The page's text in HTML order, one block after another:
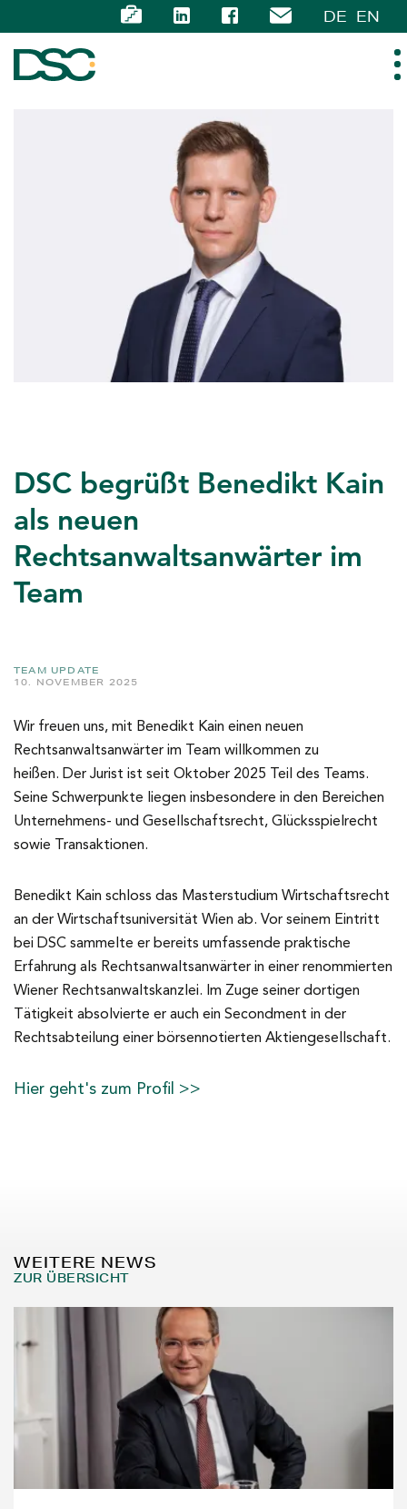
DE EN
EXPERTISE
KARRIERE
DSC begrüßt Benedikt Kain
als neuen
Rechtsanwaltsanwärter im
Team
TEAM UPDATE
10. NOVEMBER 2025
Wir freuen uns, mit Benedikt Kain einen neuen
Rechtsanwaltsanwärter im Team willkommen zu
heißen. Der Jurist ist seit Oktober 2025 Teil des Teams.
Seine Schwerpunkte liegen insbesondere in den Bereichen
Unternehmens- und Gesellschaftsrecht, Glücksspielrecht
sowie Transaktionen.
Benedikt Kain schloss das Masterstudium Wirtschaftsrecht
an der Wirtschaftsuniversität Wien ab. Vor seinem Eintritt
bei DSC sammelte er bereits umfassende praktische
Erfahrung als Rechtsanwaltsanwärter in einer renommierten
Wiener Rechtsanwaltskanzlei. Im Zuge seiner dortigen
Tätigkeit absolvierte er auch ein Secondment in der
Rechtsabteilung einer börsennotierten Aktiengesellschaft.
Hier geht's zum Profil >>
WEITERE NEWS
ZUR ÜBERSICHT